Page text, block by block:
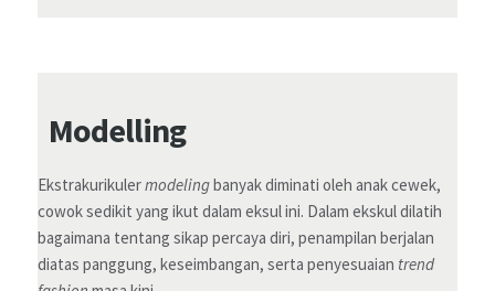
Modelling
Ekstrakurikulermodelingbanyak diminati oleh anak cewek,
cowok sedikit yang ikut dalam eksul ini. Dalam ekskul dilatih
bagaimana tentang sikap percaya diri, penampilan berjalan
diatas panggung, keseimbangan, serta penyesuaian trend